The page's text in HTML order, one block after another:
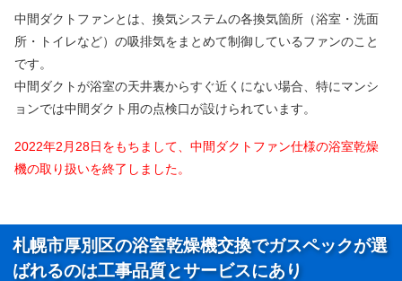
中間ダクトファンとは、換気システムの各換気箇所（浴室・洗面
所・トイレなど）の吸排気をまとめて制御しているファンのこと
です。
中間ダクトが浴室の天井裏からすぐ近くにない場合、特にマンシ
ョンでは中間ダクト用の点検口が設けられています。
2022年2月28日をもちまして、中間ダクトファン仕様の浴室乾燥
機の取り扱いを終了しました。
札幌市厚別区の浴室乾燥機交換でガスペックが選
ばれるのは工事品質とサービスにあり